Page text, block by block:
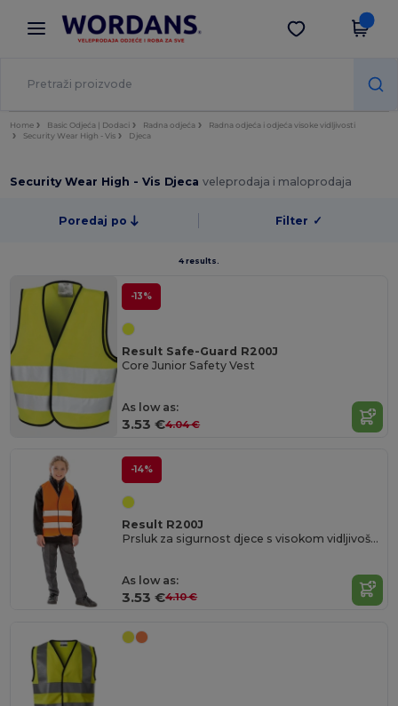
× Aplikacija Wordans
Bolje cijene u aplikaciji!
Preuzmi app
Home Basic Odjeća | Dodaci Radna odjeća
Radna odjeća i odjeća visoke vidljivosti
Security Wear High - Vis
Djeca
Security Wear High - Vis Djecaveleprodaja i maloprodaja
Poredaj po Filter ✓
4 results.
-13%
Result Safe-Guard R200J
Core Junior Safety Vest
As low as:
3.53 €4.04 €
-14%
Result R200J
Prsluk za sigurnost djece s visokom vidljivošću i reflektirajućim svojstvima
As low as:
3.53 €4.10 €